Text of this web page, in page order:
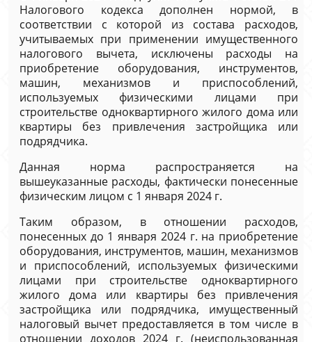
Налогового кодекса дополнен нормой, в
соответствии с которой из состава расходов,
учитываемых при применении имущественного
налогового вычета, исключены расходы на
приобретение оборудования, инструментов,
машин, механизмов и приспособлений,
используемых физическими лицами при
строительстве одноквартирного жилого дома или
квартиры без привлечения застройщика или
подрядчика.
Данная норма распространяется на
вышеуказанные расходы, фактически понесенные
физическим лицом с 1 января 2024 г.
Таким образом, в отношении расходов,
понесенных до 1 января 2024 г. на приобретение
оборудования, инструментов, машин, механизмов
и приспособлений, используемых физическими
лицами при строительстве одноквартирного
жилого дома или квартиры без привлечения
застройщика или подрядчика, имущественный
налоговый вычет предоставляется в том числе в
отношении доходов 2024 г. (неиспользованная